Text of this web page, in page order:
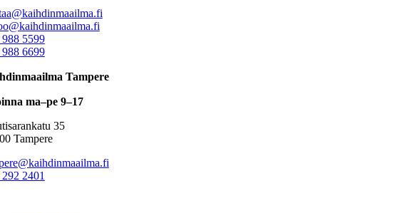
5599
6699
Tampere
ma–pe 9–17
35
Tampere
2401